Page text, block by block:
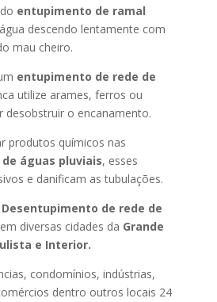
entupimento de ramal
descendo lentamente com
mau cheiro.
entupimento de rede de
utilize arames, ferros ou
desobstruir o encanamento.
produtos químicos nas
águas pluviais, esses
e danificam as tubulações.
Desentupimento de rede de
diversas cidades da Grande
e Interior.
condomínios, indústrias,
dentro outros locais 24